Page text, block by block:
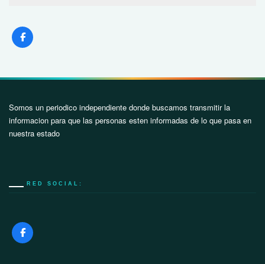
Somos un periodico independiente donde buscamos transmitir la
informacion para que las personas esten informadas de lo que pasa en
nuestra estado
RED SOCIAL: